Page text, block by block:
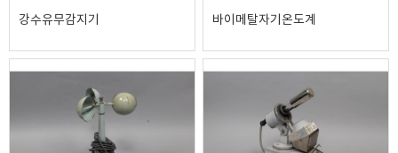
강수유무감지기 바이메탈자기온도계